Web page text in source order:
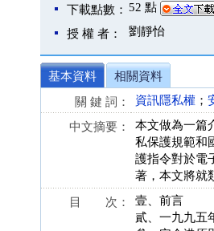
下載點數： 52 點
授 權 者： 劉靜怡
基本資料
相關資料
關 鍵 詞：
資訊隱私權 ；
中文摘要：
本文做為一篇
私保護規範和
護指令對於電
著，本文將就
目 次：
壹、前言
貳、一九九五